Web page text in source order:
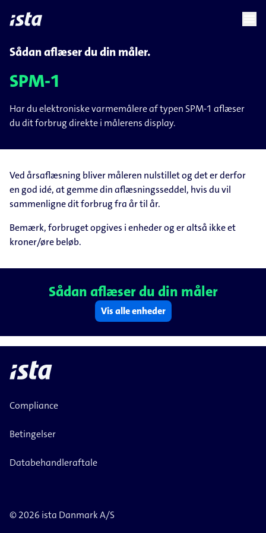
languagechevron_right
Sådan aflæser du din måler.
SPM-1
Har du elektroniske varmemålere af typen SPM-1 aflæser
du dit forbrug direkte i målerens display.
Ved årsaflæsning bliver måleren nulstillet og det er derfor
en god idé, at gemme din aflæsningsseddel, hvis du vil
sammenligne dit forbrug fra år til år.
Bemærk, forbruget opgives i enheder og er altså ikke et
kroner/øre beløb.
Sådan aflæser du din måler
Vis alle enheder
Compliance
Betingelser
Databehandleraftale
© 2026 ista Danmark A/S